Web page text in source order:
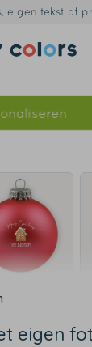
eigen tekst of
eigen